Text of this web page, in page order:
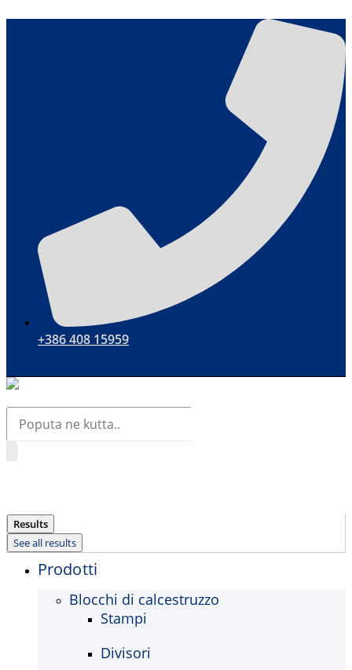
+386 408 15959
Search
Results
See all results
Prodotti
Blocchi di calcestruzzo
Stampi
Divisori